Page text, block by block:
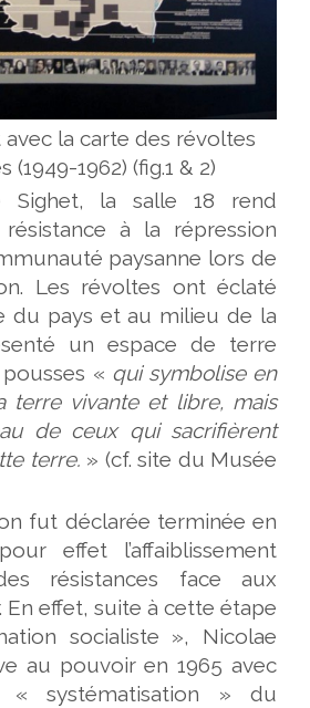
avec la carte des révoltes
(1949-1962) (fig.1 & 2)
Sighet, la salle 18 rend
à la répression
paysanne lors de
Les révoltes ont éclaté
du pays et au milieu de la
un espace de terre
« qui symbolise en
terre vivante et libre, mais
de ceux qui sacrifièrent
terre. » (cf. site du Musée
fut déclarée terminée en
effet l’affaiblissement
résistances face aux
En effet, suite à cette étape
socialiste », Nicolae
au pouvoir en 1965 avec
systématisation » du